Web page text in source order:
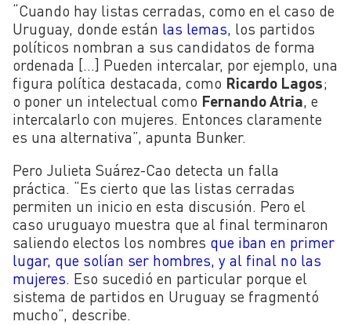
“Cuando hay listas cerradas, como en el caso de
Uruguay, donde están las lemas, los partidos
políticos nombran a sus candidatos de forma
ordenada […] Pueden intercalar, por ejemplo, una
figura política destacada, como Ricardo Lagos;
o poner un intelectual como Fernando Atria, e
intercalarlo con mujeres. Entonces claramente
es una alternativa”, apunta Bunker.
Pero Julieta Suárez-Cao detecta un falla
práctica. “Es cierto que las listas cerradas
permiten un inicio en esta discusión. Pero el
caso uruguayo muestra que al final terminaron
saliendo electos los nombres que iban en primer
lugar, que solían ser hombres, y al final no las
mujeres. Eso sucedió en particular porque el
sistema de partidos en Uruguay se fragmentó
mucho”, describe.